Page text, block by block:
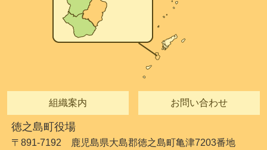
組織案内 お問い合わせ
徳之島町役場
〒891-7192 鹿児島県大島郡徳之島町亀津7203番地